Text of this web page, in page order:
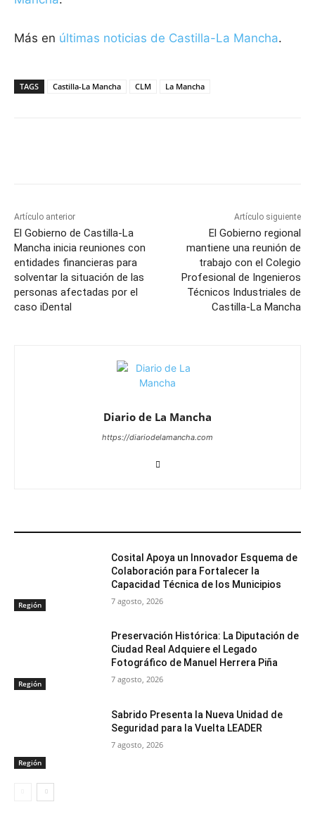
Más en últimas noticias de Castilla-La Mancha.
TAGS Castilla-La Mancha CLM La Mancha
Artículo anterior
El Gobierno de Castilla-La
Mancha inicia reuniones con
entidades financieras para
solventar la situación de las
personas afectadas por el
caso iDental
Artículo siguiente
El Gobierno regional
mantiene una reunión de
trabajo con el Colegio
Profesional de Ingenieros
Técnicos Industriales de
Castilla-La Mancha
Diario de La Mancha
https://diariodelamancha.com
Región
Cosital Apoya un Innovador Esquema de
Colaboración para Fortalecer la
Capacidad Técnica de los Municipios
7 agosto, 2026
Región
Preservación Histórica: La Diputación de
Ciudad Real Adquiere el Legado
Fotográfico de Manuel Herrera Piña
7 agosto, 2026
Región
Sabrido Presenta la Nueva Unidad de
Seguridad para la Vuelta LEADER
7 agosto, 2026